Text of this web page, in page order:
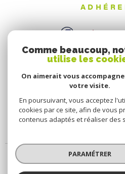
Comme beaucoup,
utilise les
On aimerait vous
votre visite.
En poursuivant, vous acceptez
cookies par ce site, afin de vous
contenus adaptés et réaliser des
PARAMÉTRER